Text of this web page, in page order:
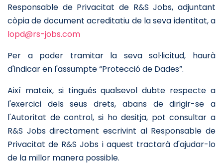
Responsable de Privacitat de R&S Jobs, adjuntant
còpia de document acreditatiu de la seva identitat, a
lopd@rs-jobs.com
Per a poder tramitar la seva sol·licitud, haurà
d'indicar en l'assumpte “Protecció de Dades”.
Així mateix, si tingués qualsevol dubte respecte a
l'exercici dels seus drets, abans de dirigir-se a
l'Autoritat de control, si ho desitja, pot consultar a
R&S Jobs directament escrivint al Responsable de
Privacitat de R&S Jobs i aquest tractarà d'ajudar-lo
de la millor manera possible.